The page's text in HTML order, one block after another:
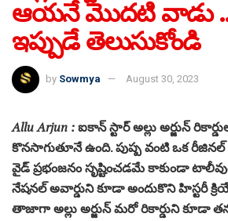
ఆయనే మొదటి వాడు
ఇప్పుడే తెలుసుకోండి
by Sowmya August 30, 2023
Allu Arjun :ఐకాన్ స్టార్ అల్లు అర్జున్
కొనసాగుతూనే ఉంది. పుష్ప వంటి ఒక
వైడ్ ప్రభంజనం సృష్టించడమే కాకుండా
నేషనల్ అవార్డుని కూడా అందుకొని హిస్టరీ
తాజాగా అల్లు అర్జున్ మరో రికార్డుని కూడా